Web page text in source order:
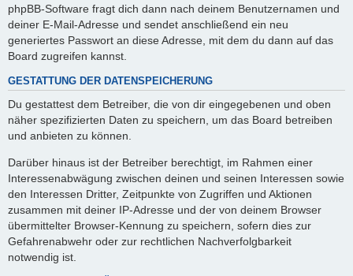
phpBB-Software fragt dich dann nach deinem Benutzernamen und
deiner E-Mail-Adresse und sendet anschließend ein neu
generiertes Passwort an diese Adresse, mit dem du dann auf das
Board zugreifen kannst.
GESTATTUNG DER DATENSPEICHERUNG
Du gestattest dem Betreiber, die von dir eingegebenen und oben
näher spezifizierten Daten zu speichern, um das Board betreiben
und anbieten zu können.
Darüber hinaus ist der Betreiber berechtigt, im Rahmen einer
Interessenabwägung zwischen deinen und seinen Interessen sowie
den Interessen Dritter, Zeitpunkte von Zugriffen und Aktionen
zusammen mit deiner IP-Adresse und der von deinem Browser
übermittelter Browser-Kennung zu speichern, sofern dies zur
Gefahrenabwehr oder zur rechtlichen Nachverfolgbarkeit
notwendig ist.